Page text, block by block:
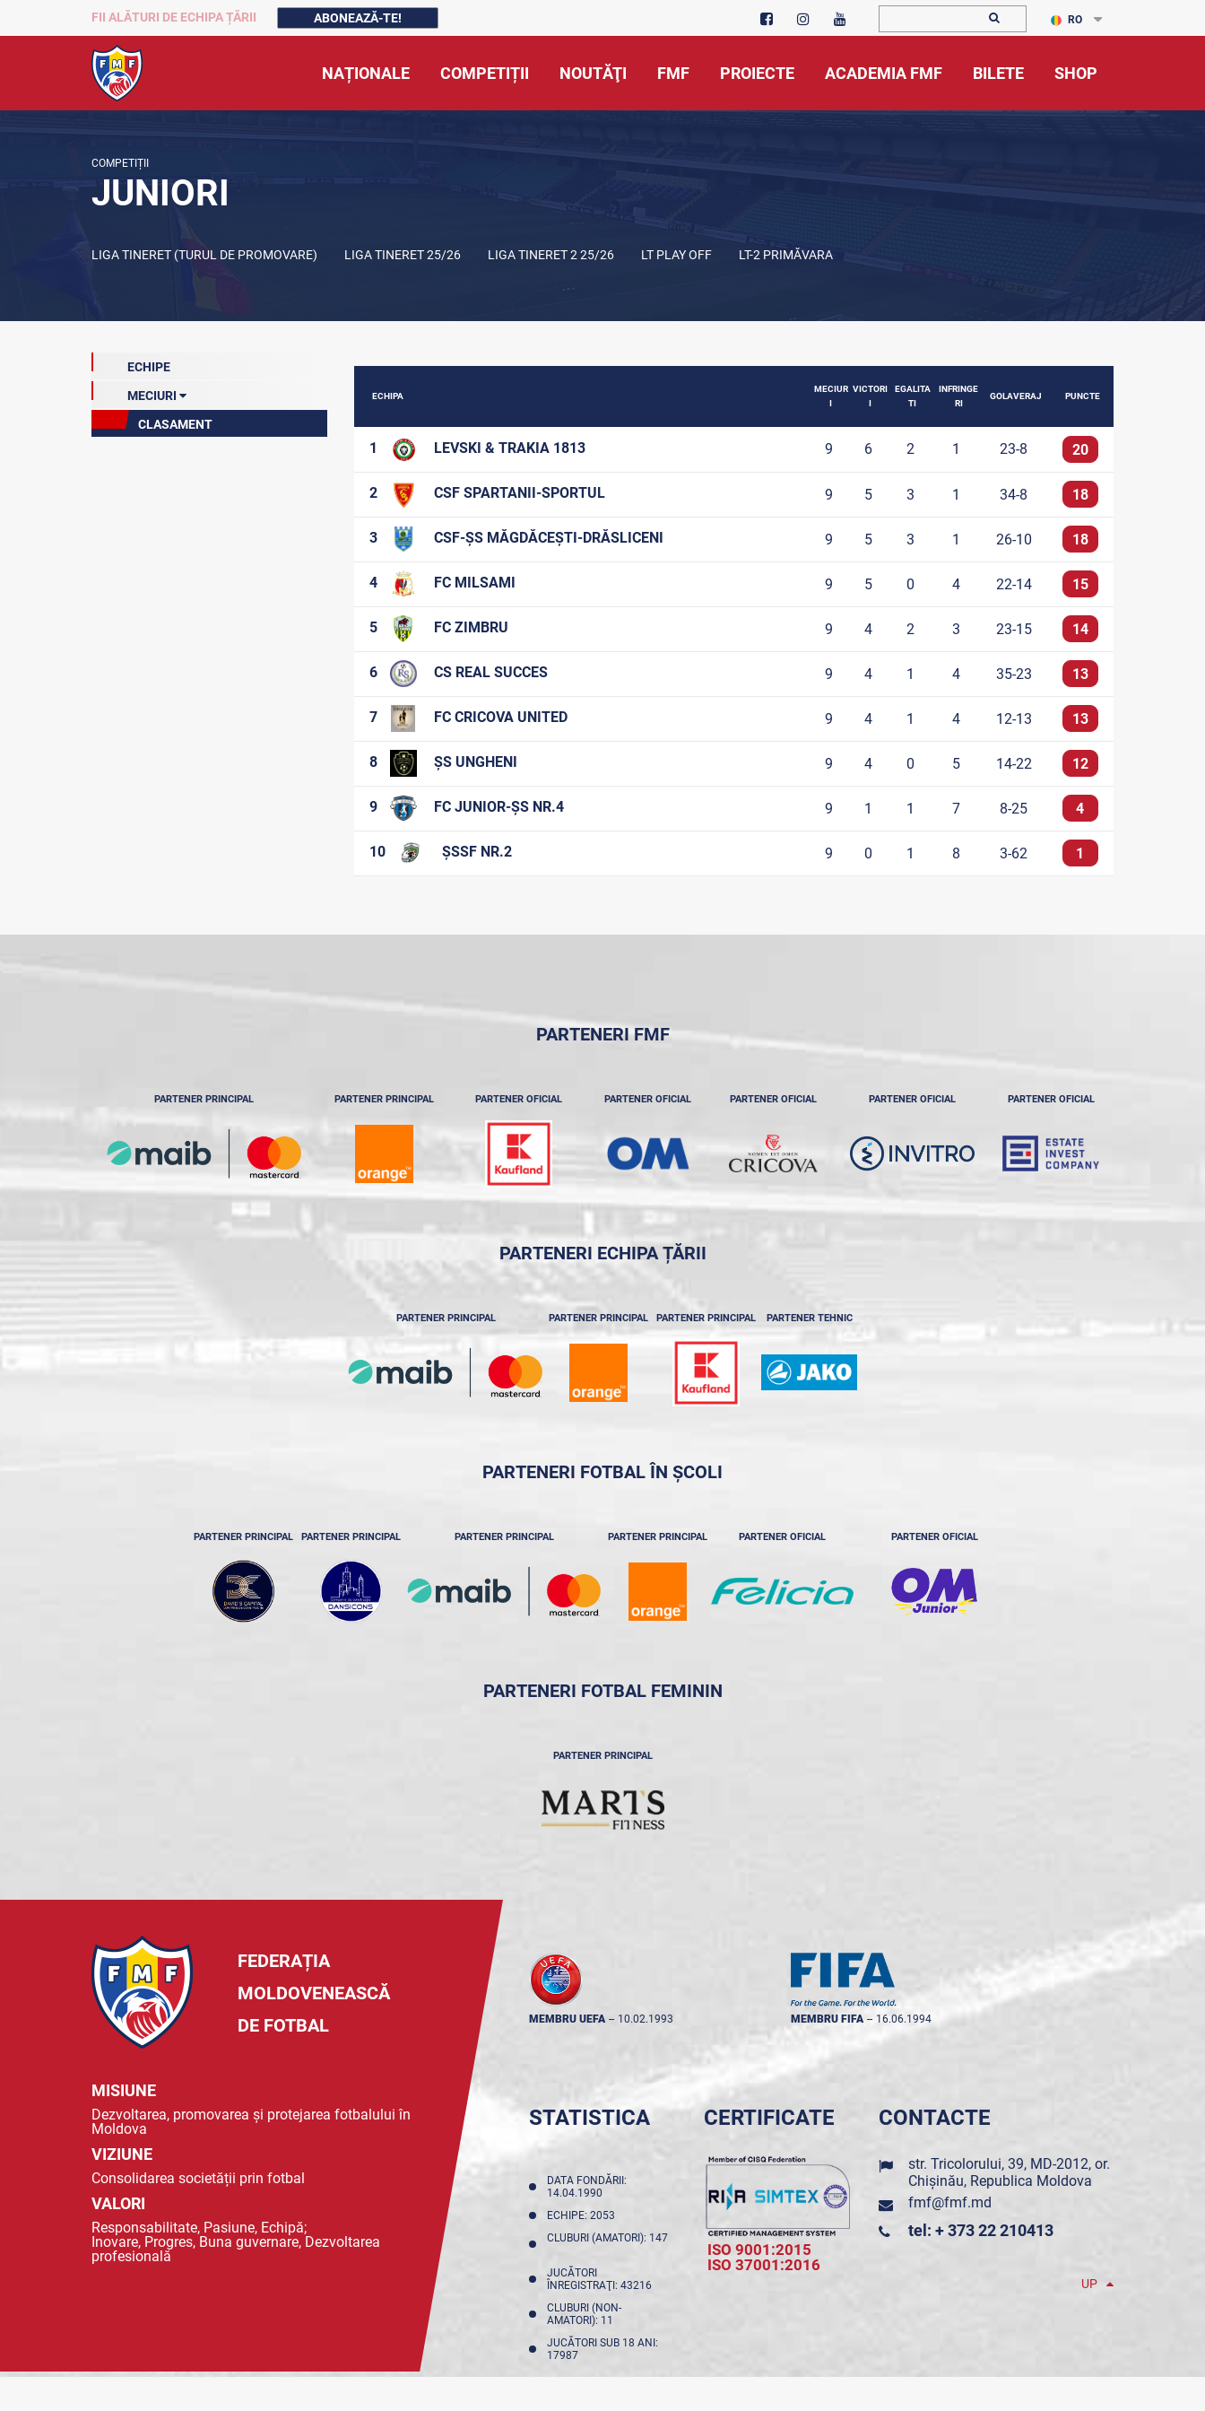
FII ALĂTURI DE ECHIPA ȚĂRII ABONEAZĂ-TE! RO
NAȚIONALE COMPETIȚII NOUTĂŢI FMF PROIECTE ACADEMIA FMF BILETE SHOP
COMPETIȚII
JUNIORI
LIGA TINERET (TURUL DE PROMOVARE) LIGA TINERET 25/26 LIGA TINERET 2 25/26 LT PLAY OFF LT-2 PRIMĂVARA
ECHIPE
MECIURI
Etapa 9 (curentă)
CLASAMENT
ECHIPA
MECIUR
I
VICTORI
I
EGALITA
TI
INFRINGE
RI
GOLAVERAJ PUNCTE
1 LEVSKI & TRAKIA 1813 9 6 2 1 23-8 20
2 CSF SPARTANII-SPORTUL 9 5 3 1 34-8 18
3 CSF-ȘS MĂGDĂCEȘTI-DRĂSLICENI 9 5 3 1 26-10 18
4 FC MILSAMI 9 5 0 4 22-14 15
5 FC ZIMBRU 9 4 2 3 23-15 14
6 CS REAL SUCCES 9 4 1 4 35-23 13
7 FC CRICOVA UNITED 9 4 1 4 12-13 13
8 ȘS UNGHENI 9 4 0 5 14-22 12
9 FC JUNIOR-ȘS NR.4 9 1 1 7 8-25 4
10 ȘSSF NR.2 9 0 1 8 3-62 1
PARTENERI FMF
PARTENER PRINCIPAL PARTENER PRINCIPAL PARTENER OFICIAL PARTENER OFICIAL PARTENER OFICIAL PARTENER OFICIAL PARTENER OFICIAL
PARTENERI ECHIPA ȚĂRII
PARTENER PRINCIPAL PARTENER PRINCIPAL PARTENER PRINCIPAL PARTENER TEHNIC
PARTENERI FOTBAL ÎN ȘCOLI
PARTENER PRINCIPAL PARTENER PRINCIPAL PARTENER PRINCIPAL PARTENER PRINCIPAL PARTENER OFICIAL PARTENER OFICIAL
PARTENERI FOTBAL FEMININ
PARTENER PRINCIPAL
FEDERAȚIA
MOLDOVENEASCĂ
DE FOTBAL
MISIUNE
Dezvoltarea, promovarea și protejarea fotbalului în
Moldova
VIZIUNE
Consolidarea societății prin fotbal
VALORI
Responsabilitate, Pasiune, Echipă;
Inovare, Progres, Buna guvernare, Dezvoltarea
profesională
MEMBRU UEFA -- 10.02.1993 MEMBRU FIFA -- 16.06.1994
STATISTICA
DATA FONDĂRII:
14.04.1990
ECHIPE: 2053
CLUBURI (AMATORI): 147
JUCĂTORI
ÎNREGISTRAŢI: 43216
CLUBURI (NON-
AMATORI): 11
JUCĂTORI SUB 18 ANI:
17987
CERTIFICATE
ISO 9001:2015
ISO 37001:2016
CONTACTE
str. Tricolorului, 39, MD-2012, or.
Chișinău, Republica Moldova
fmf@fmf.md
tel: + 373 22 210413
UP